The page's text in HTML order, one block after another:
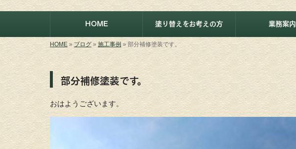
HOME 塗り替えをお考えの方 業務案内
HOME » ブログ» 施工事例 » 部分補修塗装です。
部分補修塗装です。
おはようございます。